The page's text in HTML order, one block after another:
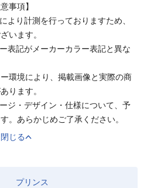
事項】
り計測を行っておりますため、
います。
表記がメーカーカラー表記と異な
環境により、掲載画像と実際の商
ります。
ジ・デザイン・仕様について、予
。あらかじめご了承ください。
閉じる
プリンス